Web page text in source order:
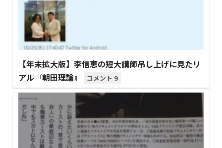
【年末拡大版】李信恵の短大講師吊し上げに見たリ
アル『朝田理論』
9